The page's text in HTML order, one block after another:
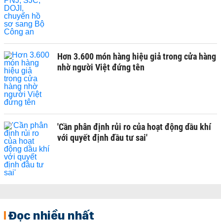
Hơn 3.600 món hàng hiệu giả trong cửa hàng
nhờ người Việt đứng tên
'Cần phân định rủi ro của hoạt động dầu khí
với quyết định đầu tư sai'
Đọc nhiều nhất